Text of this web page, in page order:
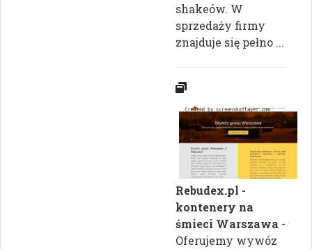
shakeów. W
sprzedaży firmy
znajduje się pełno ...
Rebudex.pl -
kontenery na
śmieci Warszawa -
Oferujemy wywóz